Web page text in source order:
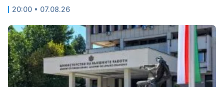
20:00 • 07.08.26